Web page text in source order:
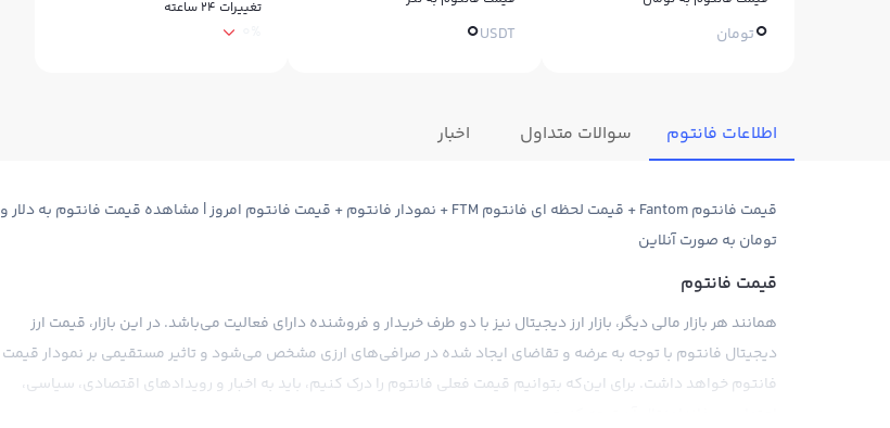
0تومان 0USDT
تغییرات ۲۴ ساعته
اطلاعات فانتوم سوالات متداول اخبار
قیمت فانتوم Fantom + قیمت لحظه ای فانتوم FTM + نمودار فانتوم + قیمت فانتوم امروز | مشاهده قیمت فانتوم به دلار و
تومان به صورت آنلاین
قیمت فانتوم
همانند هر بازار مالی دیگر، بازار ارز دیجیتال نیز با دو طرف خریدار و فروشنده دارای فعالیت می‌باشد. در این بازار، قیمت ارز
دیجیتال فانتوم با توجه به عرضه و تقاضای ایجاد شده در صرافی‌های ارزی مشخص می‌شود و تاثیر مستقیمی بر نمودار قیمت
فانتوم خواهد داشت. برای این‌که بتوانیم قیمت فعلی فانتوم را درک کنیم، باید به اخبار و رویدادهای اقتصادی، سیاسی،